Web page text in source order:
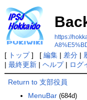
https://
[ トップ] [ 編集| 差分|
| 最終更新| ヘルプ| ログ
Return to 支部役員
MenuBar (684d)